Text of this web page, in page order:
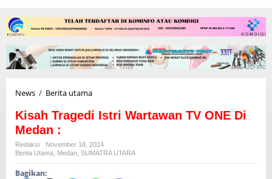
News / Berita utama
s
T
r
Kisah Tragedi Istri Wartawan TV ONE Di
Medan :
Redaksi
November 18, 2024
Berita Utama Medan SUMATRA UTARA
Bagikan: